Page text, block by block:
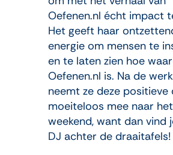
Oefenen.nl écht impact
Het geeft haar
energie om mensen te
en te laten zien hoe
Oefenen.nl is. Na de
neemt ze deze positieve
moeiteloos mee naar het
weekend, want dan vind
DJ achter de draaitafels!